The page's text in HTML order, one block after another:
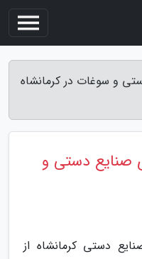
صنایع دستی و سوغات در کرمانشاه
میلیاردی صنایع دستی و
دستی کرمانشاه از